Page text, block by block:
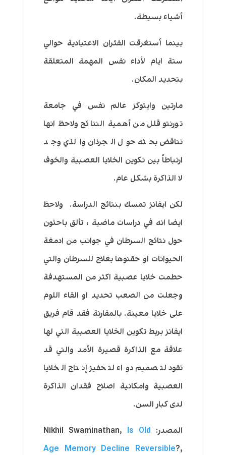
أشياء بسيطة.
بينما أستغرقت الفئران الاعتيادية حوالي
ستة ايام لأداء نفس المهمة المتعلقة
بتحديد المكان.
مارتين وايتوكز عالم نفس في جامعة
تورنتو قلل من أهمية النتائج ولاحظ انها
تناقض بحثه حول الجرذان والذي وجد
ارتباطاً بين تكوين الخلايا العصبية والخوف
لا الذاكرة بشكل عام.
لكن ايفانز تمسك بنتائج الدراسة. ولاحظ
ايضا انه في دراسات ماضية ، تألق باحثون
حول نتائج السرطان في جوانب من ادمغة
الحيوانات او حقنوها بعلاج للسرطان والتي
حطمت خلايا عصبية اكثر من المستهدفة
وجعلت من الصعب تحديد او القاء اللوم
على خلايا معينة. بالمقارنة فقد قام فريق
ايفانز بربط تكوين الخلايا العصبية التي لها
علاقة مع الذاكرة قصيرة الأمد والتي قد
تقود لتصميم دواء لتحفيز إنتاج الخلايا
العصبية وامكانية اصلاح فقدان الذاكرة
لدى كبار السن.
المصدر: Nikhil Swaminathan, Is Old
Age Memory Decline Reversible?,